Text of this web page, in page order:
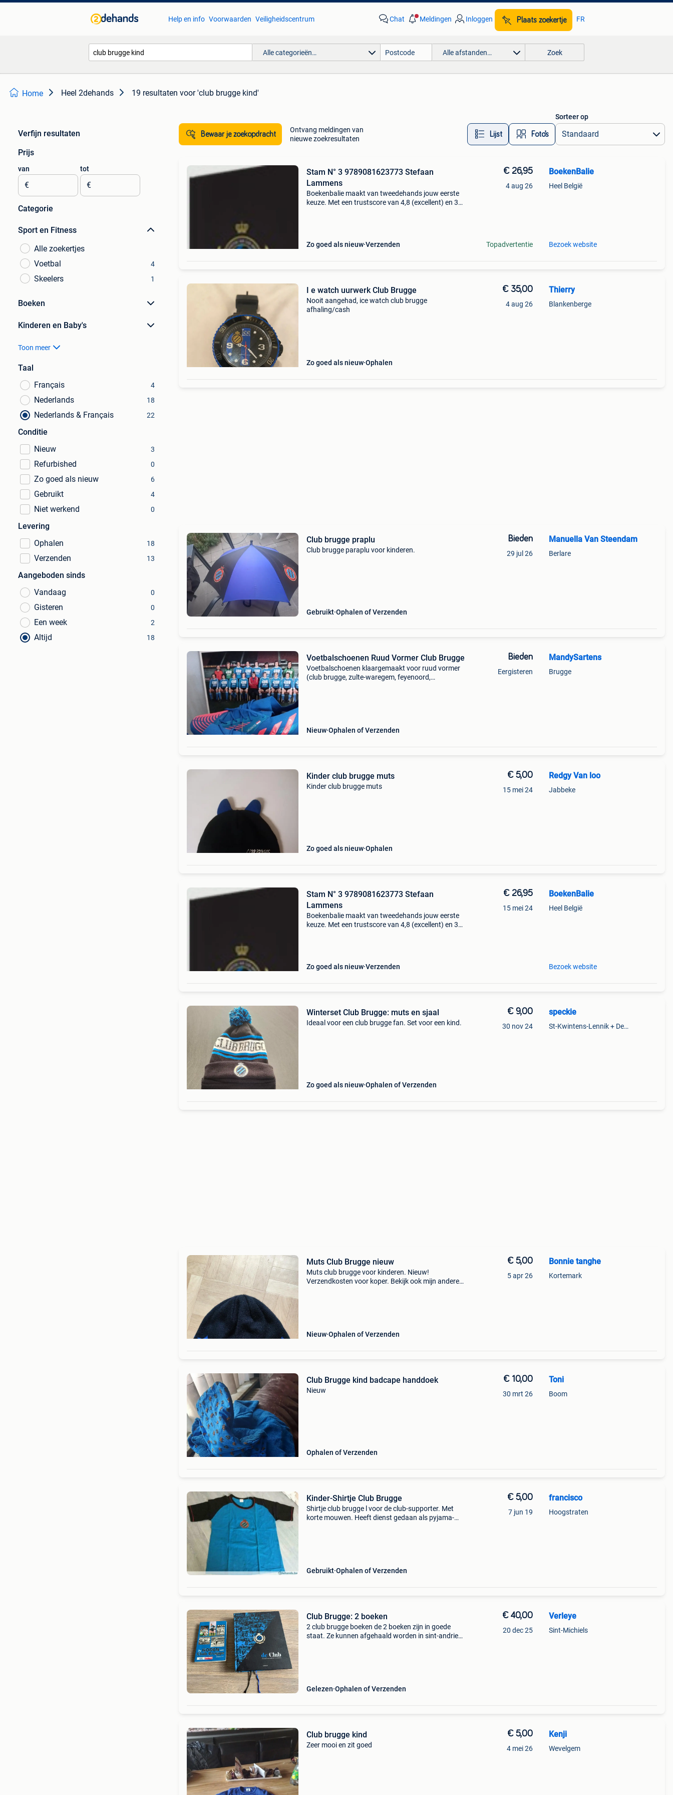
Help en info Voorwaarden Veiligheidscentrum Chat Meldingen Inloggen Plaats zoekertje FR
Alle categorieën… Alle afstanden… Zoek
Home Heel 2dehands 19 resultaten voor 'club brugge kind'
Verfijn resultaten
Prijs
van
€
tot
€
Categorie
Sport en Fitness
Alle zoekertjes
Voetbal
4
Skeelers 1
Boeken
Kinderen en Baby's
Toon meer
Taal
Français
4
Nederlands 18
Nederlands & Français 22
Conditie
Nieuw
3
Refurbished 0
Zo goed als nieuw 6
Gebruikt 4
Niet werkend 0
Levering
Ophalen
18
Verzenden 13
Aangeboden sinds
Vandaag
0
Gisteren 0
Een week 2
Altijd 18
Bewaar je zoekopdracht
Ontvang meldingen van
nieuwe zoekresultaten
Lijst Foto’s
Sorteer op
Stam N° 3 9789081623773 Stefaan
Lammens
Boekenbalie maakt van tweedehands jouw eerste
keuze. Met een trustscore van 4,8 (excellent) en 30
Zo goed als nieuw Verzenden
€ 26,95
4 aug 26
Topadvertentie
BoekenBalie
Heel België
Bezoek website
I e watch uurwerk Club Brugge
Nooit aangehad, ice watch club brugge
afhaling/cash
Zo goed als nieuw Ophalen
€ 35,00
4 aug 26
Thierry
Blankenberge
Club brugge praplu
Club brugge paraplu voor kinderen.
Gebruikt Ophalen of Verzenden
Bieden
29 jul 26
Manuella Van Steendam
Berlare
Voetbalschoenen Ruud Vormer Club Brugge
Voetbalschoenen klaargemaakt voor ruud vormer
(club brugge, zulte-waregem, feyenoord,
Nieuw Ophalen of Verzenden
Bieden
Eergisteren
MandySartens
Brugge
Kinder club brugge muts
Kinder club brugge muts
Zo goed als nieuw Ophalen
€ 5,00
15 mei 24
Redgy Van loo
Jabbeke
Stam N° 3 9789081623773 Stefaan
Lammens
Boekenbalie maakt van tweedehands jouw eerste
keuze. Met een trustscore van 4,8 (excellent) en 30
Zo goed als nieuw Verzenden
€ 26,95
15 mei 24
BoekenBalie
Heel België
Bezoek website
Winterset Club Brugge: muts en sjaal
Ideaal voor een club brugge fan. Set voor een kind.
Zo goed als nieuw Ophalen of Verzenden
€ 9,00
30 nov 24
speckie
St-Kwintens-Lennik + Deel Roosdaal
Muts Club Brugge nieuw
Muts club brugge voor kinderen. Nieuw!
Verzendkosten voor koper. Bekijk ook mijn andere
Nieuw Ophalen of Verzenden
€ 5,00
5 apr 26
Bonnie tanghe
Kortemark
Club Brugge kind badcape handdoek
Nieuw
Ophalen of Verzenden
€ 10,00
30 mrt 26
Toni
Boom
Kinder-Shirtje Club Brugge
Shirtje club brugge l voor de club-supporter. Met
korte mouwen. Heeft dienst gedaan als pyjama-
Gebruikt Ophalen of Verzenden
€ 5,00
7 jun 19
francisco
Hoogstraten
Club Brugge: 2 boeken
2 club brugge boeken de 2 boeken zijn in goede
staat. Ze kunnen afgehaald worden in sint-andries
Gelezen Ophalen of Verzenden
€ 40,00
20 dec 25
Verleye
Sint-Michiels
Club brugge kind
Zeer mooi en zit goed
€ 5,00
4 mei 26
Kenji
Wevelgem